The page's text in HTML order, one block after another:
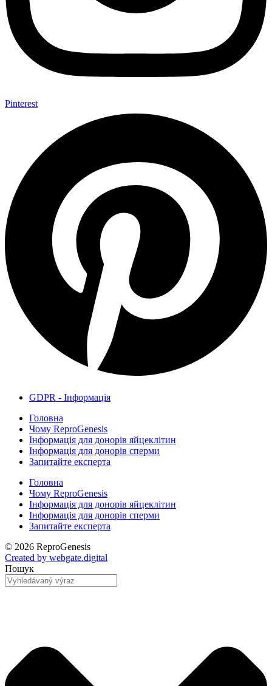
Pinterest
GDPR - Інформація
Головна
Чому ReproGenesis
Інформація для донорів яйцеклітин
Інформація для донорів сперми
Запитайте експерта
Головна
Чому ReproGenesis
Інформація для донорів яйцеклітин
Інформація для донорів сперми
Запитайте експерта
© 2026 ReproGenesis
Created by webgate.digital
Пошук